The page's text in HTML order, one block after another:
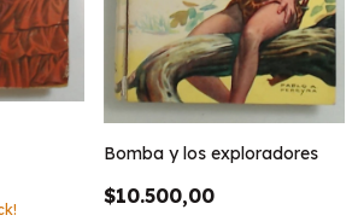
Bomba y los exploradores
$10.500,00